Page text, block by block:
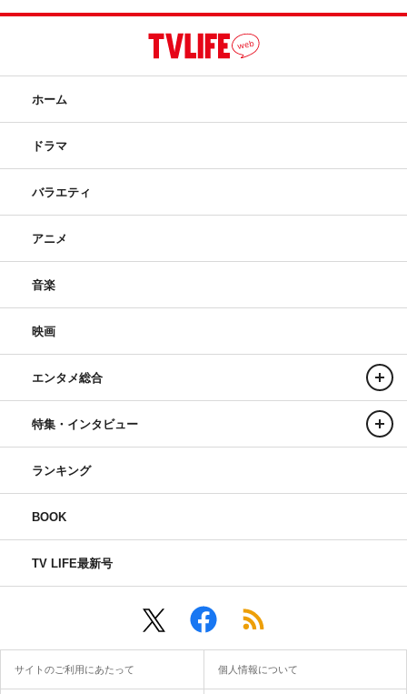
ホーム
ドラマ
バラエティ
アニメ
音楽
映画
エンタメ総合
特集・インタビュー
ランキング
BOOK
TV LIFE最新号
サイトのご利用にあたって 個人情報について